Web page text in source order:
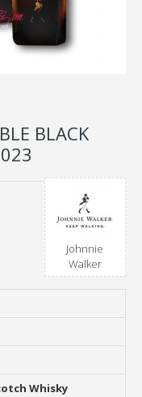
BLACK
Whisky
Johnnie
Walker